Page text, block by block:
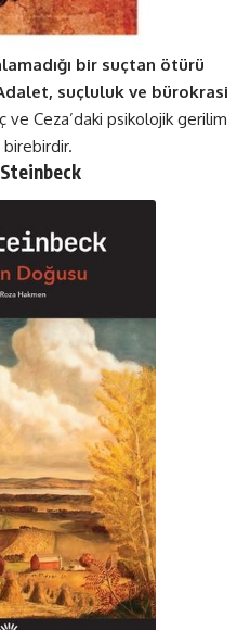
bir suçtan ötürü
suçluluk ve bürokrasi
ve Ceza’daki psikolojik gerilim
birebirdir​​.